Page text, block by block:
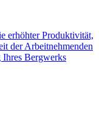
erhöhter Produktivität,
der Arbeitnehmenden
Ihres Bergwerks